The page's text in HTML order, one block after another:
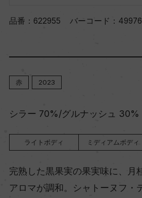
品番： 622955 バーコード：
赤 2023
シラー 70%/グルナッシュ 30%
ライトボディ ミディアムボディ
完熟した黒果実の果実味に、月
アロマが調和。シャトーヌフ・